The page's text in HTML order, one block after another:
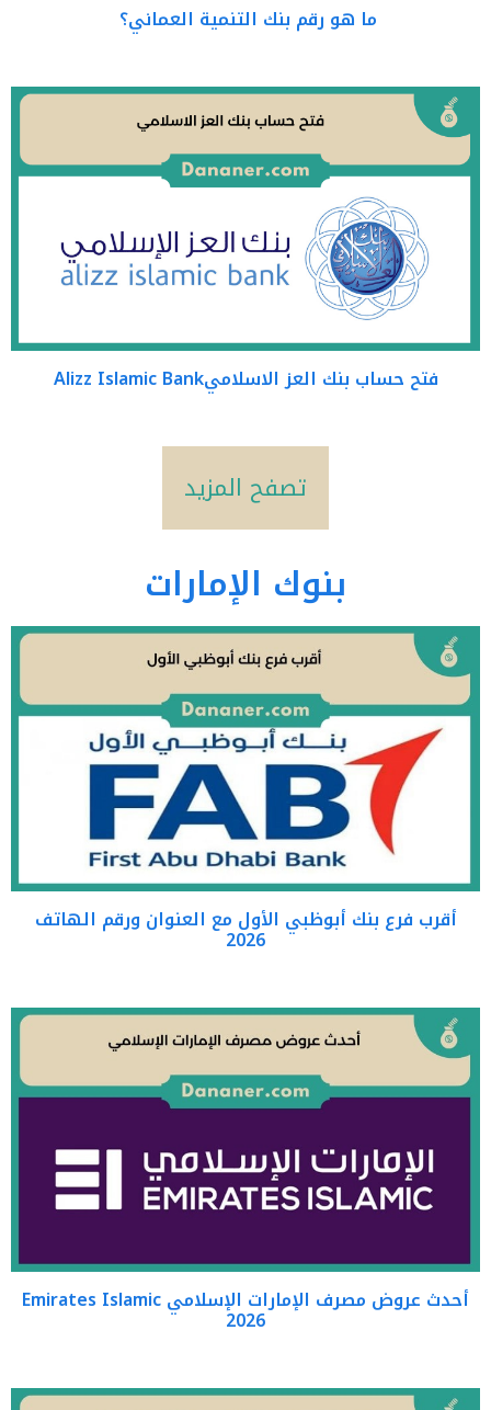
ما هو رقم بنك التنمية العماني؟
فتح حساب بنك العز الاسلاميAlizz Islamic Bank
تصفح المزيد
بنوك الإمارات
أقرب فرع بنك أبوظبي الأول مع العنوان ورقم الهاتف
2026
أحدث عروض مصرف الإمارات الإسلامي Emirates Islamic
2026